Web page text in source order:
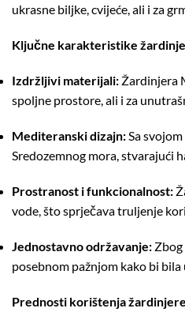
ukrasne biljke, cvijeće, ali i za
Ključne karakteristike
Izdržljivi materijali: Žardinjera
spoljne prostore, ali i za
Mediteranski dizajn: Sa
Sredozemnog mora, stvarajući
Prostranost i funkcionalnost:
vode, što sprječava truljenje
Jednostavno održavanje:
posebnom pažnjom kako bi bila
Prednosti korištenja